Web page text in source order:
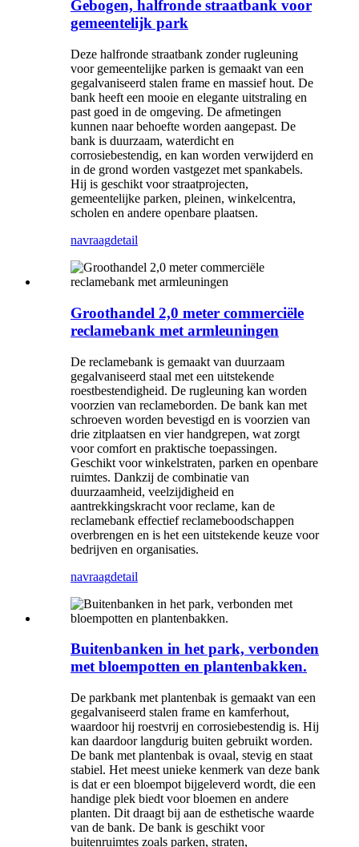
Gebogen, halfronde straatbank voor
gemeentelijk park
Deze halfronde straatbank zonder rugleuning
voor gemeentelijke parken is gemaakt van een
gegalvaniseerd stalen frame en massief hout. De
bank heeft een mooie en elegante uitstraling en
past goed in de omgeving. De afmetingen
kunnen naar behoefte worden aangepast. De
bank is duurzaam, waterdicht en
corrosiebestendig, en kan worden verwijderd en
in de grond worden vastgezet met spankabels.
Hij is geschikt voor straatprojecten,
gemeentelijke parken, pleinen, winkelcentra,
scholen en andere openbare plaatsen.
navraagdetail
Groothandel 2,0 meter commerciële
reclamebank met armleuningen
De reclamebank is gemaakt van duurzaam
gegalvaniseerd staal met een uitstekende
roestbestendigheid. De rugleuning kan worden
voorzien van reclameborden. De bank kan met
schroeven worden bevestigd en is voorzien van
drie zitplaatsen en vier handgrepen, wat zorgt
voor comfort en praktische toepassingen.
Geschikt voor winkelstraten, parken en openbare
ruimtes. Dankzij de combinatie van
duurzaamheid, veelzijdigheid en
aantrekkingskracht voor reclame, kan de
reclamebank effectief reclameboodschappen
overbrengen en is het een uitstekende keuze voor
bedrijven en organisaties.
navraagdetail
Buitenbanken in het park, verbonden
met bloempotten en plantenbakken.
De parkbank met plantenbak is gemaakt van een
gegalvaniseerd stalen frame en kamferhout,
waardoor hij roestvrij en corrosiebestendig is. Hij
kan daardoor langdurig buiten gebruikt worden.
De bank met plantenbak is ovaal, stevig en staat
stabiel. Het meest unieke kenmerk van deze bank
is dat er een bloempot bijgeleverd wordt, die een
handige plek biedt voor bloemen en andere
planten. Dit draagt ​​bij aan de esthetische waarde
van de bank. De bank is geschikt voor
buitenruimtes zoals parken, straten,